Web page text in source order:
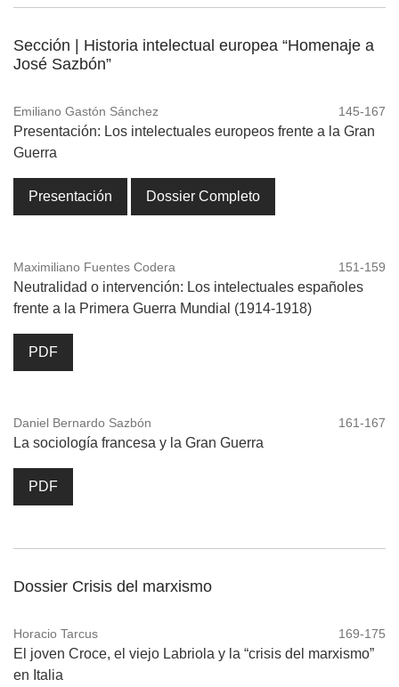
Sección | Historia intelectual europea “Homenaje a
José Sazbón”
Emiliano Gastón Sánchez 145-167
Presentación: Los intelectuales europeos frente a la Gran
Guerra
Presentación Dossier Completo
Maximiliano Fuentes Codera 151-159
Neutralidad o intervención: Los intelectuales españoles
frente a la Primera Guerra Mundial (1914-1918)
PDF
Daniel Bernardo Sazbón 161-167
La sociología francesa y la Gran Guerra
PDF
Dossier Crisis del marxismo
Horacio Tarcus 169-175
El joven Croce, el viejo Labriola y la “crisis del marxismo”
en Italia